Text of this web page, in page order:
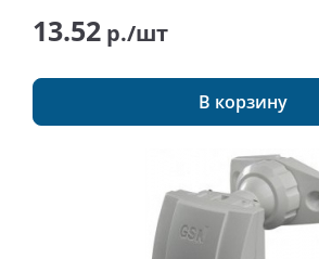
13.52 р./шт
В корзину